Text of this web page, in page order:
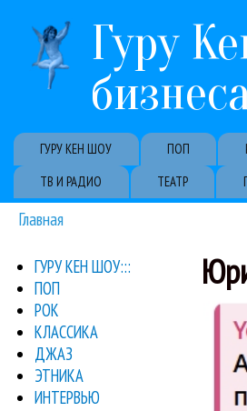
Гуру
Primary links
ГУРУ КЕН ШОУ ПОП
ТВ И РАДИО
ТЕАТР
Вы здесь
Главная
ГУРУ КЕН ШОУ:::
ПОП
РОК
КЛАССИКА
ДЖАЗ
ЭТНИКА
ИНТЕРВЬЮ